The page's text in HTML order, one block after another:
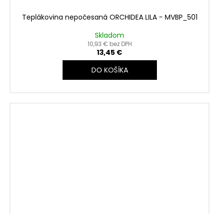
Teplákovina nepočesaná ORCHIDEA LILA - MVBP_501
Skladom
10,93 € bez DPH
13,45 €
DO KOŠÍKA